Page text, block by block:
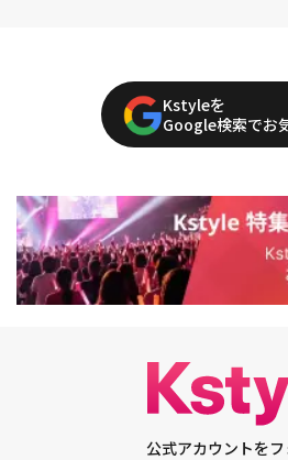
Kstyleを
Google検索でお
公式アカウントをフ